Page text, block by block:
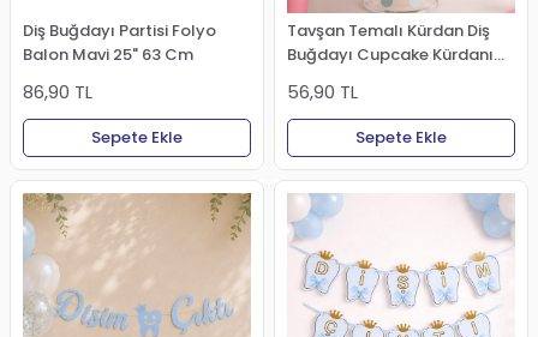
Diş Buğdayı Partisi Folyo
Balon Mavi 25" 63 Cm
86,90 TL
Sepete Ekle
Tavşan Temalı Kürdan Diş
Buğdayı Cupcake Kürdanı
56,90 TL
Sepete Ekle